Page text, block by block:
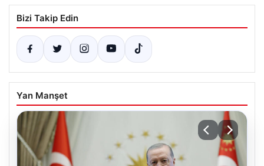
Bizi Takip Edin
Yan Manşet